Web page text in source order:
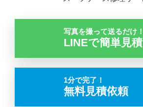
写真を撮って送るだけ！
LINEで簡単見積
1分で完了！
無料見積依頼